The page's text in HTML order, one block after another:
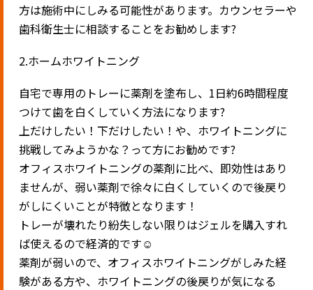
方は施術中にしみる可能性があります。カウンセラーや
歯科衛生士に相談することをお勧めします?
2.ホームホワイトニング
自宅で専用のトレーに薬剤を塗布し、1日約6時間程度
つけて歯を白くしていく方法になります?
上だけしたい！下だけしたい！や、ホワイトニングに
挑戦してみようかな？って方にお勧めです?
オフィスホワイトニングの薬剤に比べ、即効性はあり
ませんが、弱い薬剤で徐々に白くしていくので後戻り
がしにくいことが特徴となります！
トレーが壊れたり紛失しない限りはジェルを購入すれ
ば使えるので経済的です☺️
薬剤が弱いので、オフィスホワイトニングがしみた経
験がある方や、ホワイトニングの後戻りが気になる